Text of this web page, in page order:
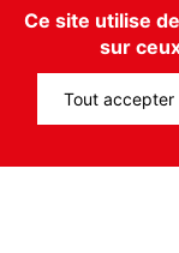
Ce site utilise
sur
Tout accepter